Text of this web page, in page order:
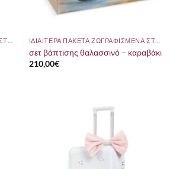
σετ βάπτισης θαλασσινό – καραβάκι
210,00€